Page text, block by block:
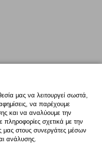
Twitter
μας να λειτουργεί σωστά,
να παρέχουμε
και να αναλύουμε την
σχετικά με την
μας στους συνεργάτες μέσων
ανάλυσης.